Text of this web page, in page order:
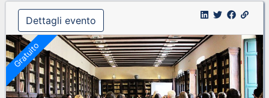
Dettagli evento
Gratuito